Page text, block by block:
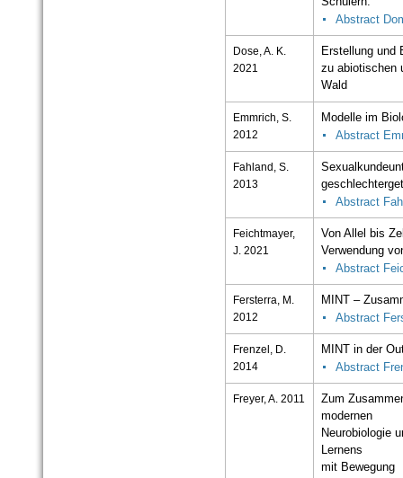
Abstract
Dose, A. K.
2021
Erstellung und
zu abiotischen
Wald
Emmrich, S.
2012
Modelle im
Abstract
Fahland, S.
2013
Abstract
Feichtmayer,
J. 2021
Von Allel bis
Verwendung
Abstract
Fersterra, M.
2012
MINT –
Abstract
Frenzel, D.
2014
MINT in der
Abstract
Freyer, A. 2011
Zum
modernen
Neurobiologie
Lernens
mit Bewegung